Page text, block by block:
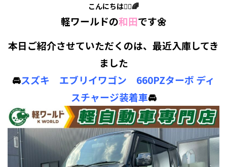
こんにちは🙋‍♀️🌈
軽ワールドの和田です🌼
本日ご紹介させていただくのは、最近入庫してき
ました
🚘スズキ エブリイワゴン 660PZターボ ディ
スチャージ装着車🚘